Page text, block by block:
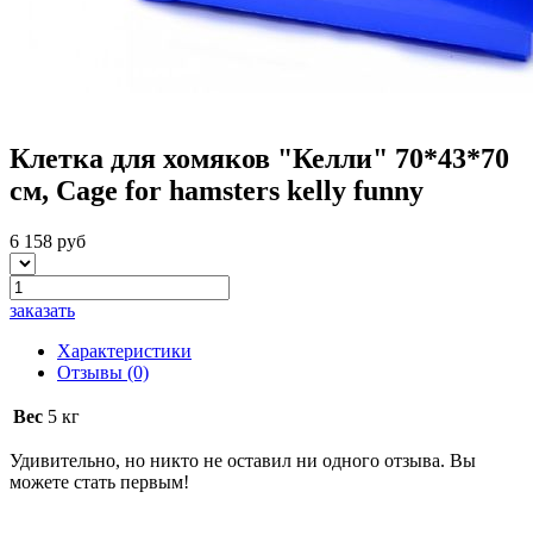
Клетка для хомяков "Келли" 70*43*70
см, Cage for hamsters kelly funny
6 158 руб
заказать
Характеристики
Отзывы (0)
Вес 5 кг
Удивительно, но никто не оставил ни одного отзыва. Вы
можете стать первым!